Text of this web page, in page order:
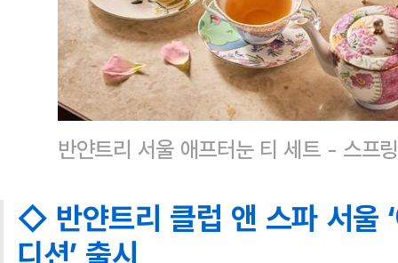
반얀트리 서울 애프터눈 티 세트 - 스프
◇ 반얀트리 클럽 앤 스파 서울
디션’ 출시